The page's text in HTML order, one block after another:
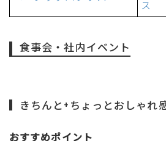
ス
食事会・社内イベント
きちんと+ちょっとおしゃれ
おすすめポイント